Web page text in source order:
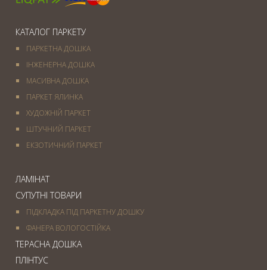
КАТАЛОГ ПАРКЕТУ
ПАРКЕТНА ДОШКА
ІНЖЕНЕРНА ДОШКА
МАСИВНА ДОШКА
ПАРКЕТ ЯЛИНКА
ХУДОЖНІЙ ПАРКЕТ
ШТУЧНИЙ ПАРКЕТ
ЕКЗОТИЧНИЙ ПАРКЕТ
ЛАМІНАТ
СУПУТНІ ТОВАРИ
ПІДКЛАДКА ПІД ПАРКЕТНУ ДОШКУ
ФАНЕРА ВОЛОГОСТІЙКА
ТЕРАСНА ДОШКА
ПЛІНТУС